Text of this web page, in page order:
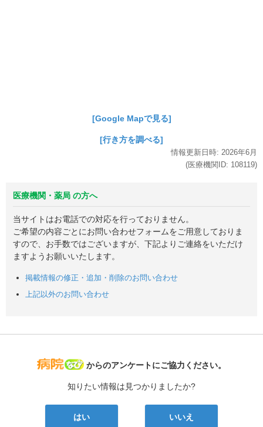
[Google Mapで見る]
[行き方を調べる]
情報更新日時: 2026年6月
(医療機関ID: 108119)
医療機関・薬局 の方へ
当サイトはお電話での対応を行っておりません。
ご希望の内容ごとにお問い合わせフォームをご用意しておりま
すので、お手数ではございますが、下記よりご連絡をいただけ
ますようお願いいたします。
掲載情報の修正・追加・削除のお問い合わせ
上記以外のお問い合わせ
病院なび
からのアンケートにご協力ください。
知りたい情報は見つかりましたか?
はい いいえ